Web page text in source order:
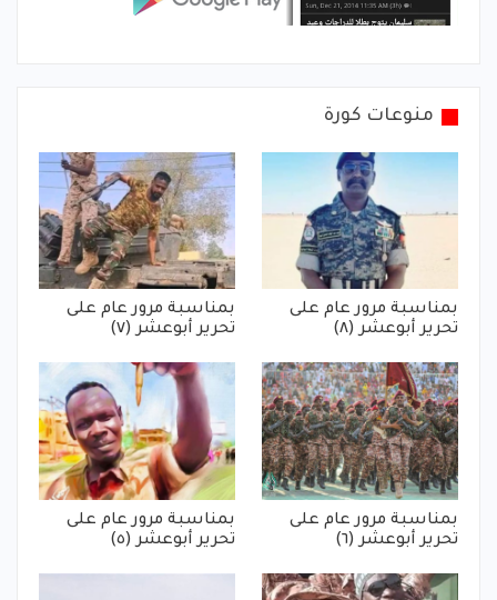
منوعات كورة
بمناسبة مرور عام على
تحرير أبوعشر (٨)
بمناسبة مرور عام على
تحرير أبوعشر (٧)
بمناسبة مرور عام على
تحرير أبوعشر (٦)
بمناسبة مرور عام على
تحرير أبوعشر (٥)